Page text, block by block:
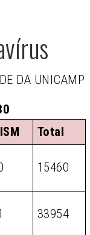
DA UNICAMP
Total
15460
33954